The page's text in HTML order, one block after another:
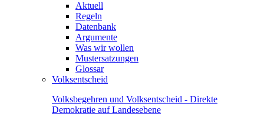
Aktuell
Regeln
Datenbank
Argumente
Was wir wollen
Mustersatzungen
Glossar
Volksentscheid
Volksbegehren und Volksentscheid - Direkte
Demokratie auf Landesebene